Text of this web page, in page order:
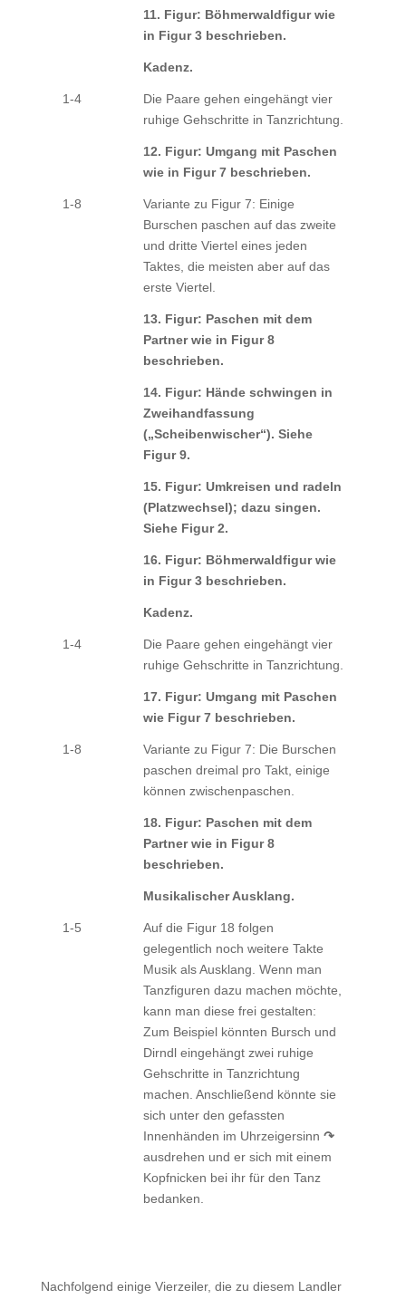
11. Figur: Böhmerwaldfigur wie
in Figur 3 beschrieben.
Kadenz.
1-4
Die Paare gehen eingehängt vier
ruhige Gehschritte in Tanzrichtung.
12. Figur: Umgang mit Paschen
wie in Figur 7 beschrieben.
1-8
Variante zu Figur 7: Einige
Burschen paschen auf das zweite
und dritte Viertel eines jeden
Taktes, die meisten aber auf das
erste Viertel.
13. Figur: Paschen mit dem
Partner wie in Figur 8
beschrieben.
14. Figur: Hände schwingen in
Zweihandfassung
(„Scheibenwischer“). Siehe
Figur 9.
15. Figur: Umkreisen und radeln
(Platzwechsel); dazu singen.
Siehe Figur 2.
16. Figur: Böhmerwaldfigur wie
in Figur 3 beschrieben.
Kadenz.
1-4
Die Paare gehen eingehängt vier
ruhige Gehschritte in Tanzrichtung.
17. Figur: Umgang mit Paschen
wie Figur 7 beschrieben.
1-8
Variante zu Figur 7: Die Burschen
paschen dreimal pro Takt, einige
können zwischenpaschen.
18. Figur: Paschen mit dem
Partner wie in Figur 8
beschrieben.
Musikalischer Ausklang.
1-5
Auf die Figur 18 folgen
gelegentlich noch weitere Takte
Musik als Ausklang. Wenn man
Tanzfiguren dazu machen möchte,
kann man diese frei gestalten:
Zum Beispiel könnten Bursch und
Dirndl eingehängt zwei ruhige
Gehschritte in Tanzrichtung
machen. Anschließend könnte sie
sich unter den gefassten
Innenhänden im Uhrzeigersinn ↷
ausdrehen und er sich mit einem
Kopfnicken bei ihr für den Tanz
bedanken.
Nachfolgend einige Vierzeiler, die zu diesem Landler